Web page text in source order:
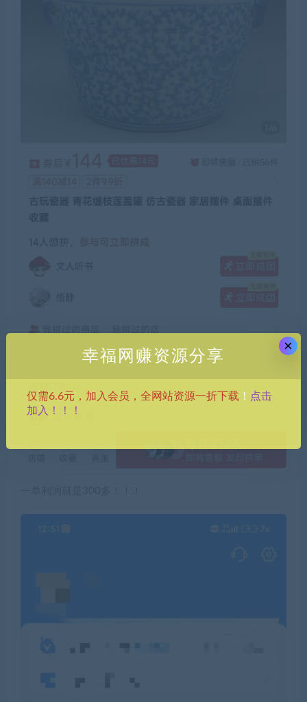
×
幸福网赚资源分享
仅需6.6元，加入会员，全网站资源一折下载 ！ 点击
加入！！！